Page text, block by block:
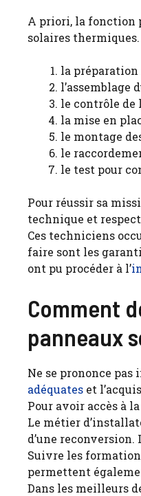
A priori, la fonction
solaires
la
l’assemblage
le contrôle de
la mise en
le montage
le
le test pour
Pour réussir sa
technique et
Ces techniciens
faire sont les
ont pu procéder à l’
Comment
panneaux
Ne se prononce
adéquates et
Pour avoir accès à
Le métier
d’une reconversion.
Suivre les
permettent
Dans les meilleurs